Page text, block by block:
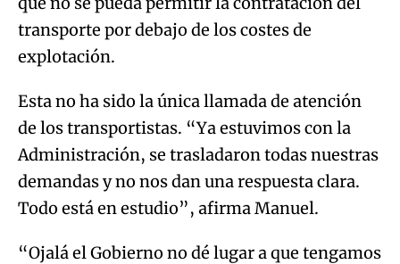
transporte por debajo de los costes de
explotación.
Esta no ha sido la única llamada de atención
de los transportistas. “Ya estuvimos con la
Administración, se trasladaron todas nuestras
demandas y no nos dan una respuesta clara.
Todo está en estudio”, afirma Manuel.
“Ojalá el Gobierno no dé lugar a que tengamos